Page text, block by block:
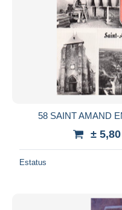
58 SAINT AMAND
±
Estatus